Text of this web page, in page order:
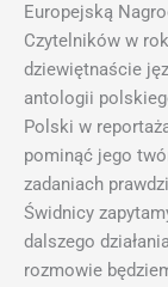
Europejską
Czytelników w
dziewiętnaście
antologii
Polski w
pominąć jego
zadaniach
Świdnicy
dalszego
rozmowie